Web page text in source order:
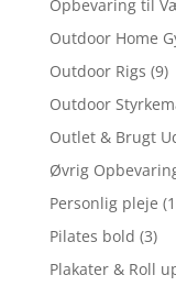
Opbevaring til
Outdoor Home
Outdoor Rigs (9)
Outdoor
Outlet & Brugt
Øvrig
Personlig pleje
Pilates bold (3)
Plakater & Roll